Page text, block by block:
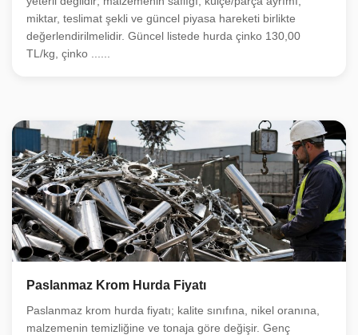
miktar, teslimat şekli ve güncel piyasa hareketi birlikte
değerlendirilmelidir. Güncel listede hurda çinko 130,00
TL/kg, çinko ......
Paslanmaz Krom Hurda Fiyatı
Paslanmaz krom hurda fiyatı; kalite sınıfına, nikel oranına,
malzemenin temizliğine ve tonaja göre değişir. Genç